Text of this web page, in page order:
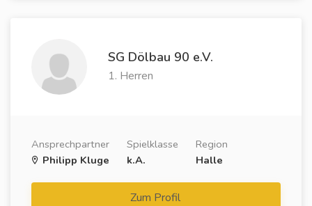
SG Dölbau 90 e.V.
1. Herren
Ansprechpartner
Philipp Kluge
Spielklasse
k.A.
Region
Halle
Zum Profil